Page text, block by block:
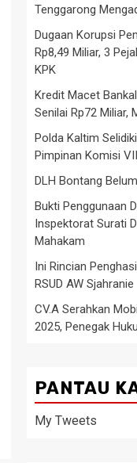
Tenggarong
Dugaan Korupsi
Rp8,49 Miliar, 3
KPK
Kredit Macet
Senilai Rp72 Miliar,
Polda Kaltim
Pimpinan Komisi
DLH Bontang
Bukti Penggunaan
Inspektorat Surati
Mahakam
Ini Rincian
RSUD AW Sjahranie
CV.A Serahkan
2025, Penegak
PANTAU
My Tweets